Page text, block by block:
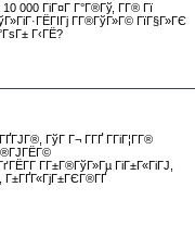
000 ГіГ¤Г Г°Г®Гў, Г­Г® Гї
Г­Г®ГўГ»Г© ГїГ§Г»ГЄ
Г‹ГЁ?
ГўГ Г¬ Г­ГҐ Г­ГіГ¦Г­Г®
Г­Г±Г®ГўГ»Гµ ГіГ±Г«ГіГЈ,